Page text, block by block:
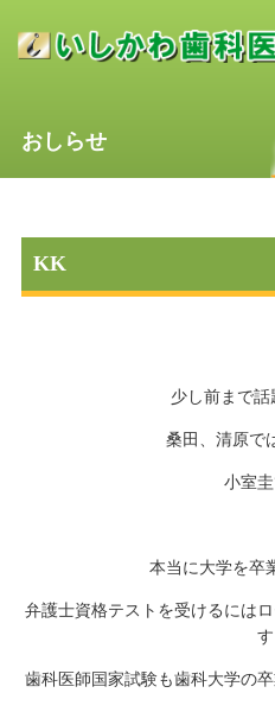
おしらせ
KK
少し前まで
桑田、清原で
小室
本当に大学を卒
弁護士資格テストを受けるには
す
歯科医師国家試験も歯科大学の